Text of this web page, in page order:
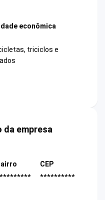
econômica
triciclos e
empresa
CEP
**********